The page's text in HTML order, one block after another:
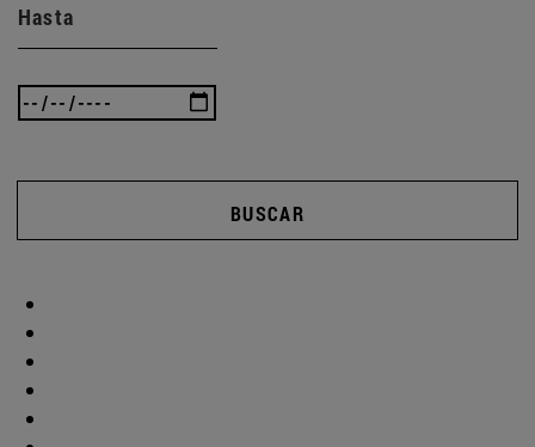
Hasta
BUSCAR